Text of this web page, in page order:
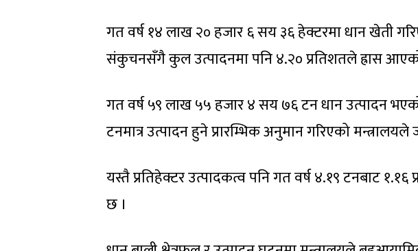
गत वर्ष १४ लाख २० हजार ६ सय ३६ हेक्टरमा धान खेती
संकुचनसँगै कुल उत्पादनमा पनि ४.२० प्रतिशतले ह्रास
गत वर्ष ५९ लाख ५५ हजार ४ सय ७६ टन धान उत्पादन
टनमात्र उत्पादन हुने प्रारम्भिक अनुमान गरिएको
यस्तै प्रतिहेक्टर उत्पादकत्व पनि गत वर्ष ४.१९ टनबाट
छ ।